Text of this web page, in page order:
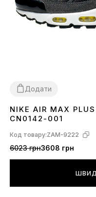
Додати
4142 4445
NIKE AIR MAX
CN0142-001
Код товару:ZAM-9222
6023 грн3608 грн